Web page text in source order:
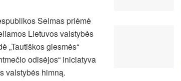
Seimas priėmė
Lietuvos valstybės
„Tautiškos giesmės“
odisėjos“ iniciatyva
valstybės himną.